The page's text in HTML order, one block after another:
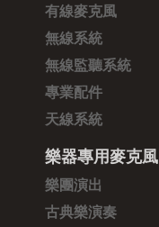
有線麥克風
無線系統
無線監聽系統
專業配件
天線系統
樂器專用麥克風
樂團演出
古典樂演奏